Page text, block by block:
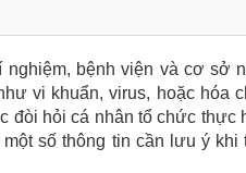
bệnh viện và cơ sở
vi khuẩn, virus, hoặc hóa
đòi hỏi cá nhân tổ chức thực
số thông tin cần lưu ý khi